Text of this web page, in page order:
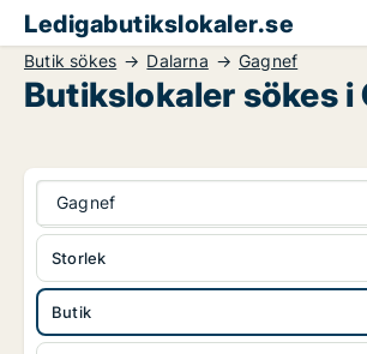
Ledigabutikslokaler.se
Butik sökes Dalarna Gagnef
Butikslokaler sökes i
Gagnef
Butik
Storlek